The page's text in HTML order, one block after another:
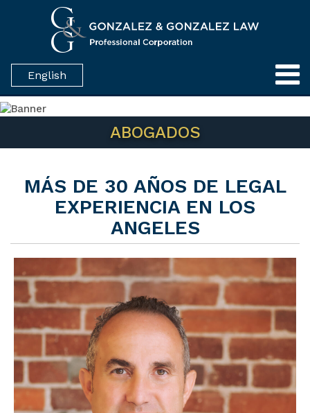
English
ABOGADOS
MÁS DE 30 AÑOS DE LEGAL
EXPERIENCIA EN LOS
ANGELES